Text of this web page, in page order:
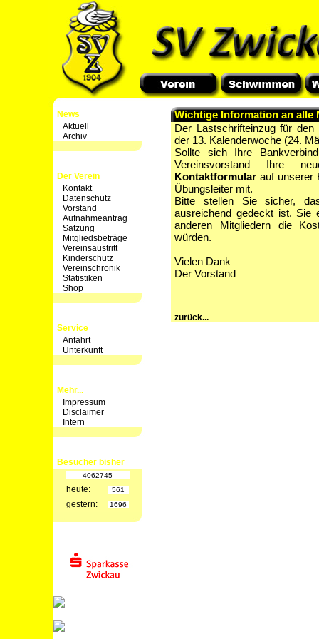
News
Aktuell
Archiv
Der Verein
Kontakt
Datenschutz
Vorstand
Aufnahmeantrag
Satzung
Mitgliedsbeträge
Vereinsaustritt
Kinderschutz
Vereinschronik
Statistiken
Shop
Service
Anfahrt
Unterkunft
Mehr...
Impressum
Disclaimer
Intern
Besucher bisher
4062745
heute: 561
gestern: 1696
Wichtige Information an alle
Der Lastschrifteinzug für
der 13. Kalenderwoche (24.
Sollte sich Ihre
Vereinsvorstand Ihre
Kontaktformular auf unserer
Übungsleiter mit.
Bitte stellen Sie sicher,
ausreichend gedeckt ist. Sie
anderen Mitgliedern die
würden.
Vielen Dank
Der Vorstand
zurück...